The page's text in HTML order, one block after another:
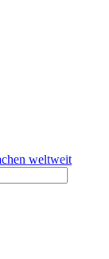
weltweit